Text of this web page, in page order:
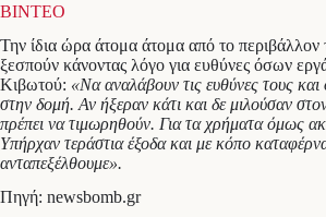
ΒΙΝΤΕΟ
Την ίδια ώρα άτομα άτομα από το περιβάλλον
ξεσπούν κάνοντας λόγο για ευθύνες όσων
Κιβωτού: «Να αναλάβουν τις ευθύνες τους και
στην δομή. Αν ήξεραν κάτι και δε μιλούσαν
πρέπει να τιμωρηθούν. Για τα χρήματα όμως
Υπήρχαν τεράστια έξοδα και με κόπο
ανταπεξέλθουμε».
Πηγή: newsbomb.gr